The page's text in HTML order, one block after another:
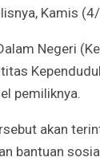
Kamis
Negeri
pemiliknya.
akan
bantuan